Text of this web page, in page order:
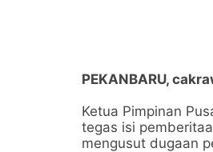
PEKANBARU,
Ketua Pimpinan
tegas isi
mengusut dugaan